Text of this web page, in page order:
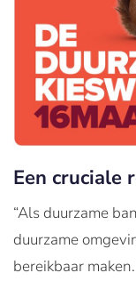
Een cruciale
“Als duurzame
duurzame
bereikbaar